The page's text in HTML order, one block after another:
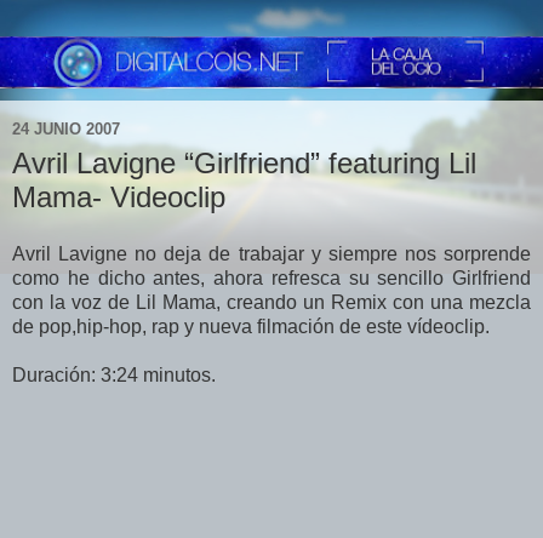
24 JUNIO 2007
Avril Lavigne “Girlfriend” featuring Lil
Mama- Videoclip
Avril Lavigne no deja de trabajar y siempre nos sorprende
como he dicho antes, ahora refresca su sencillo Girlfriend
con la voz de Lil Mama, creando un Remix con una mezcla
de pop,hip-hop, rap y nueva filmación de este vídeoclip.
Duración: 3:24 minutos.